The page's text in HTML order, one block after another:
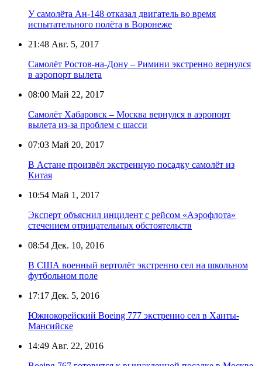
У самолёта Ан-148 отказал двигатель во время
испытательного полёта в Воронеже
21:48 Авг. 5, 2017
Самолёт Ростов-на-Дону – Римини экстренно вернулся
в аэропорт вылета
08:00 Май 22, 2017
Самолёт Хабаровск – Москва вернулся в аэропорт
вылета из-за проблем с шасси
07:03 Май 20, 2017
В Астане произвёл экстренную посадку самолёт из
Китая
10:54 Май 1, 2017
Эксперт объяснил инцидент с рейсом «Аэрофлота»
стечением отрицательных обстоятельств
08:54 Дек. 10, 2016
В США военный вертолёт экстренно сел на школьном
футбольном поле
17:17 Дек. 5, 2016
Южнокорейский Boeing 777 экстренно сел в Ханты-
Мансийске
14:49 Авг. 22, 2016